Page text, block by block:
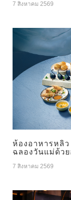
7 สิงหาคม 2569
ห้องอาหารหลิ
ฉลองวันแม่ด้ว
7 สิงหาคม 2569